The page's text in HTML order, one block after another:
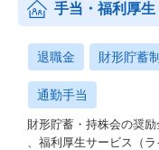
手当・福利厚生
退職金 財形貯蓄
通勤手当
財形貯蓄・持株会の奨
、福利厚生サービス（